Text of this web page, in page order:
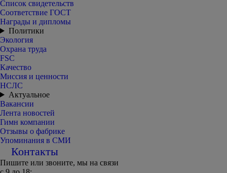
Список свидетельств
Соответствие ГОСТ
Награды и дипломы
Политики
Экология
Охрана труда
FSC
Качество
Миссия и ценности
НСЛС
Актуальное
Вакансии
Лента новостей
Гимн компании
Отзывы о фабрике
Упоминания в СМИ
Контакты
Пишите или звоните, мы на связи